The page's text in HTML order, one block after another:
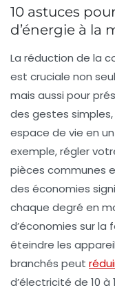
10 astuces
d’énergie à la
La réduction de la
est cruciale non
mais aussi pour
des gestes
espace de vie en
exemple, régler
pièces communes
des économies
chaque degré en
d’économies sur la
éteindre les
branchés peut
d’électricité de 10 à